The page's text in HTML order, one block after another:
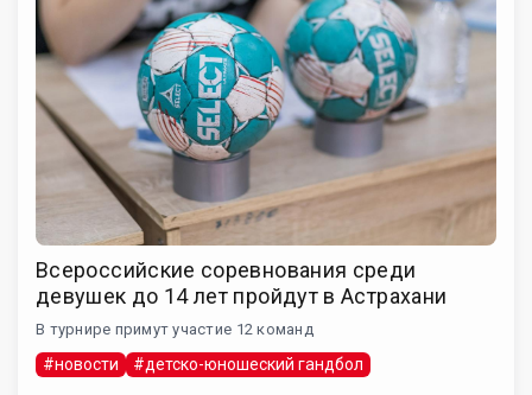
Всероссийские соревнования среди
девушек до 14 лет пройдут в Астрахани
В турнире примут участие 12 команд
#новости #детско-юношеский гандбол